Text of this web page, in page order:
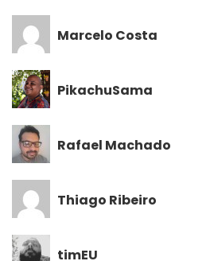
Marcelo Costa
PikachuSama
Rafael Machado
Thiago Ribeiro
timEU